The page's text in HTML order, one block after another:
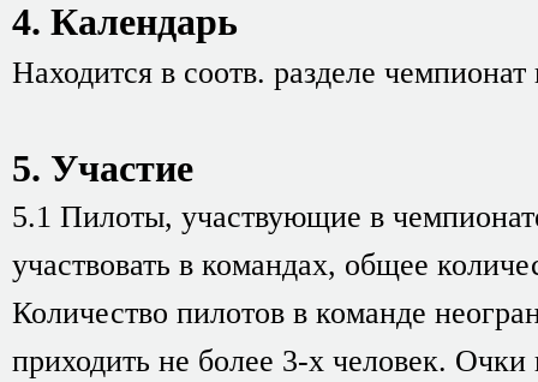
4. Календарь
Находится в соотв. разделе
5. Участие
5.1 Пилоты, участвующие в
участвовать в командах, общее
Количество пилотов в команде
приходить не более 3-х человек.